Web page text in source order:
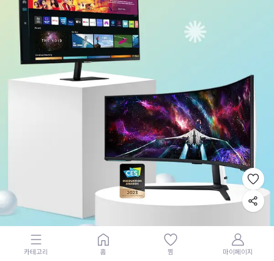
카테고리 홈 찜 마이페이지